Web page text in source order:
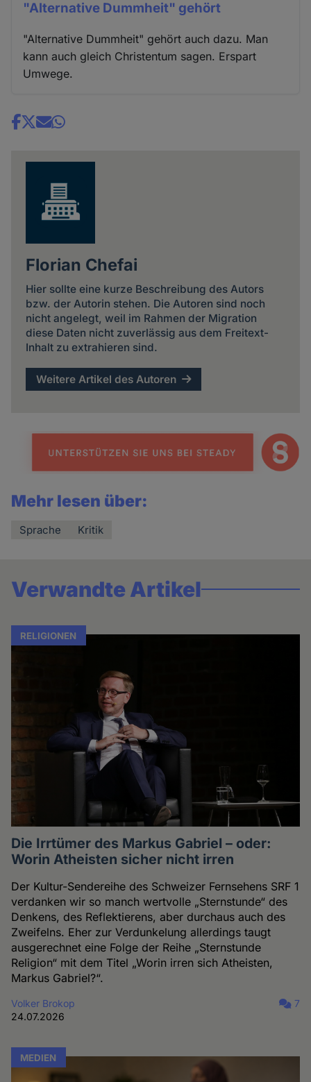
"Alternative Dummheit" gehört
"Alternative Dummheit" gehört auch dazu. Man
kann auch gleich Christentum sagen. Erspart
Umwege.
Share
Florian Chefai
Hier sollte eine kurze Beschreibung des Autors
bzw. der Autorin stehen. Die Autoren sind noch
nicht angelegt, weil im Rahmen der Migration
diese Daten nicht zuverlässig aus dem Freitext-
Inhalt zu extrahieren sind.
Weitere Artikel des Autoren
Mehr lesen über:
Sprache Kritik
Verwandte Artikel
RELIGIONEN
Die Irrtümer des Markus Gabriel – oder:
Worin Atheisten sicher nicht irren
Der Kultur-Sendereihe des Schweizer Fernsehens SRF 1
verdanken wir so manch wertvolle „Sternstunde“ des
Denkens, des Reflektierens, aber durchaus auch des
Zweifelns. Eher zur Verdunkelung allerdings taugt
ausgerechnet eine Folge der Reihe „Sternstunde
Religion“ mit dem Titel „Worin irren sich Atheisten,
Markus Gabriel?“.
Volker Brokop
24.07.2026
7
MEDIEN